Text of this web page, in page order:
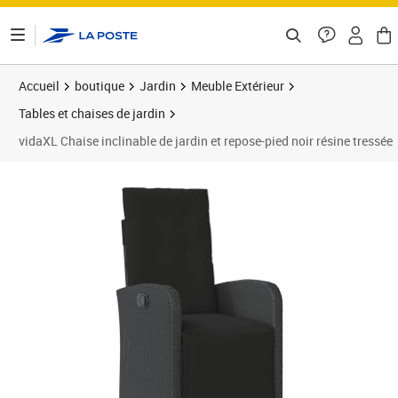
Accueil boutique Jardin
Meuble Extérieur
Tables et chaises de jardin
vidaXL Chaise inclinable de jardin et repose-pied noir résine tressée